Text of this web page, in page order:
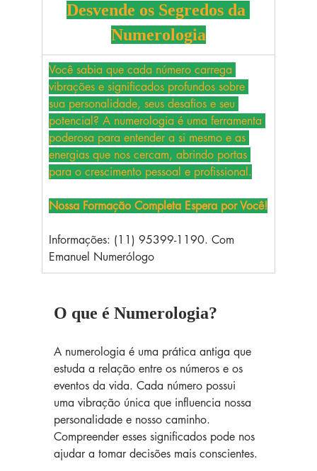
Desvende os Segredos da
Numerologia
Você sabia que cada número carrega
vibrações e significados profundos sobre
sua personalidade, seus desafios e seu
potencial? A numerologia é uma ferramenta
poderosa para entender a si mesmo e as
energias que nos cercam, abrindo portas
para o crescimento pessoal e profissional.
Nossa Formação Completa Espera por Você!
Informações: (11) 95399-1190. Com
Emanuel Numerólogo
O que é Numerologia?
A numerologia é uma prática antiga que
estuda a relação entre os números e os
eventos da vida. Cada número possui
uma vibração única que influencia nossa
personalidade e nosso caminho.
Compreender esses significados pode nos
ajudar a tomar decisões mais conscientes.